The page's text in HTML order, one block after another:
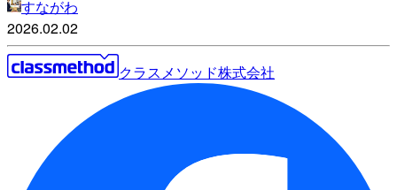
すながわ
2026.02.02
クラスメソッド株式会社